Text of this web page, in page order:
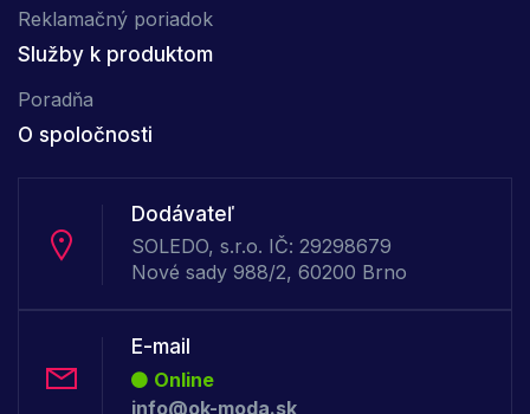
Reklamačný poriadok
Služby k produktom
Poradňa
O spoločnosti
Dodávateľ
SOLEDO, s.r.o. IČ: 29298679
Nové sady 988/2, 60200 Brno
E-mail
Online
info@ok-moda.sk